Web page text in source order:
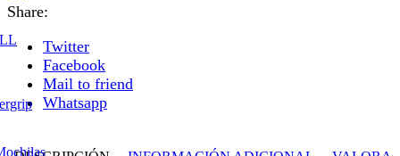
Share:
Twitter
Facebook
Mail to friend
Whatsapp